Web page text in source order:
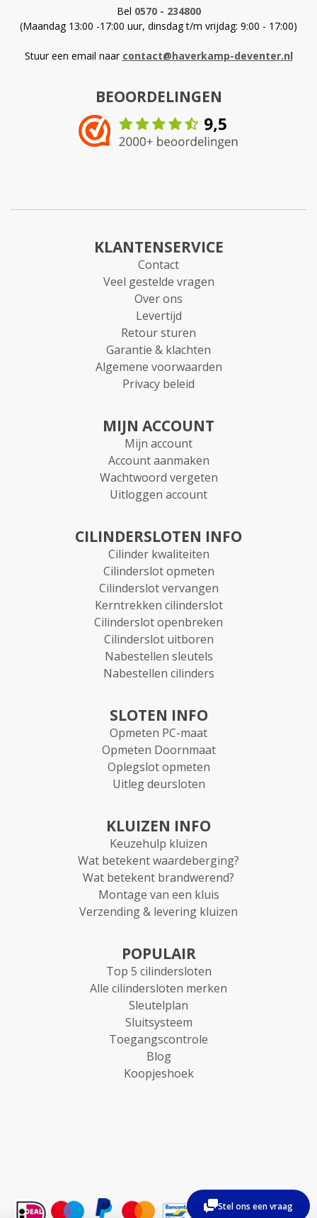
Stel ons een vraag
Bel 0570 - 234800
(Maandag 13:00 -17:00 uur, dinsdag t/m vrijdag: 9:00 - 17:00)
Stuur een email naar contact@haverkamp-deventer.nl
BEOORDELINGEN
KLANTENSERVICE
Contact
Veel gestelde vragen
Over ons
Levertijd
Retour sturen
Garantie & klachten
Algemene voorwaarden
Privacy beleid
MIJN ACCOUNT
Mijn account
Account aanmaken
Wachtwoord vergeten
Uitloggen account
CILINDERSLOTEN INFO
Cilinder kwaliteiten
Cilinderslot opmeten
Cilinderslot vervangen
Kerntrekken cilinderslot
Cilinderslot openbreken
Cilinderslot uitboren
Nabestellen sleutels
Nabestellen cilinders
SLOTEN INFO
Opmeten PC-maat
Opmeten Doornmaat
Oplegslot opmeten
Uitleg deursloten
KLUIZEN INFO
Keuzehulp kluizen
Wat betekent waardeberging?
Wat betekent brandwerend?
Montage van een kluis
Verzending & levering kluizen
POPULAIR
Top 5 cilindersloten
Alle cilindersloten merken
Sleutelplan
Sluitsysteem
Toegangscontrole
Blog
Koopjeshoek